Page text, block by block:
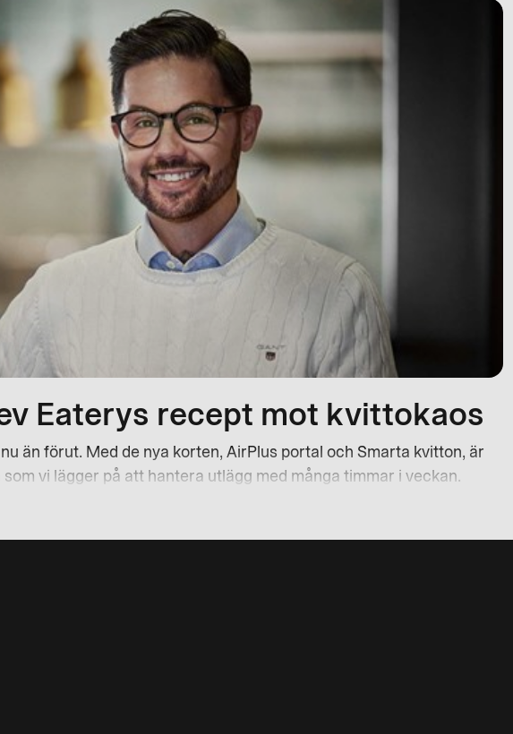
Eaterys recept mot kvittokaos
än förut. Med de nya korten, AirPlus portal och Smarta kvitton, är
vi lägger på att hantera utlägg med många timmar i veckan.